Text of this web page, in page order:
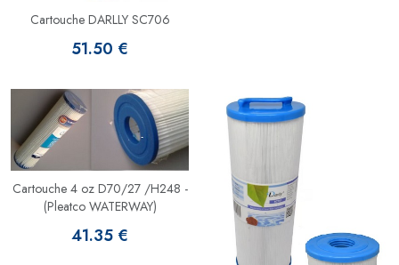
Cartouche DARLLY SC706
51.50 €
Cartouche 4 oz D70/27 /H248 -
(Pleatco WATERWAY)
41.35 €